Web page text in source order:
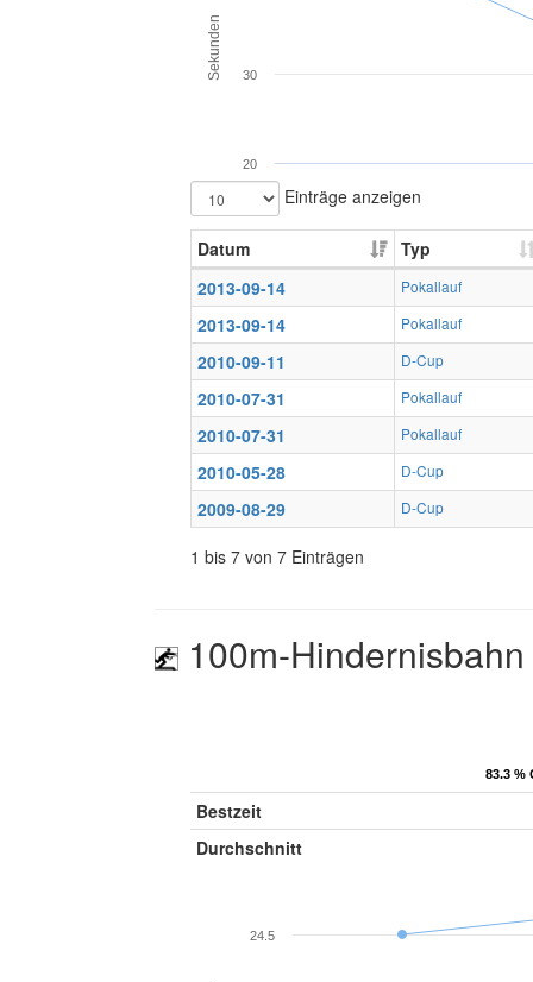
Sekunden
20
30
Einträge anzeigen
Datum
Typ
2013-09-14
Pokallauf
2013-09-14 Pokallauf
2010-09-11 D-Cup
2010-07-31 Pokallauf
2010-07-31 Pokallauf
2010-05-28 D-Cup
2009-08-29 D-Cup
1 bis 7 von 7 Einträgen
100m-
83.3 %
83.3 %
Bestzeit
Durchschnitt
24.5